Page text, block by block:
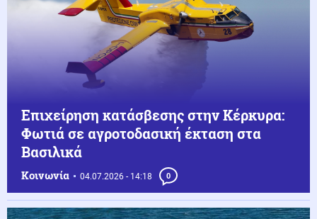
Κοινωνία 04.07.2026 - 14:18 0
Επιχείρηση κατάσβεσης στην Κέρκυρα:
Φωτιά σε αγροτοδασική έκταση στα
Βασιλικά